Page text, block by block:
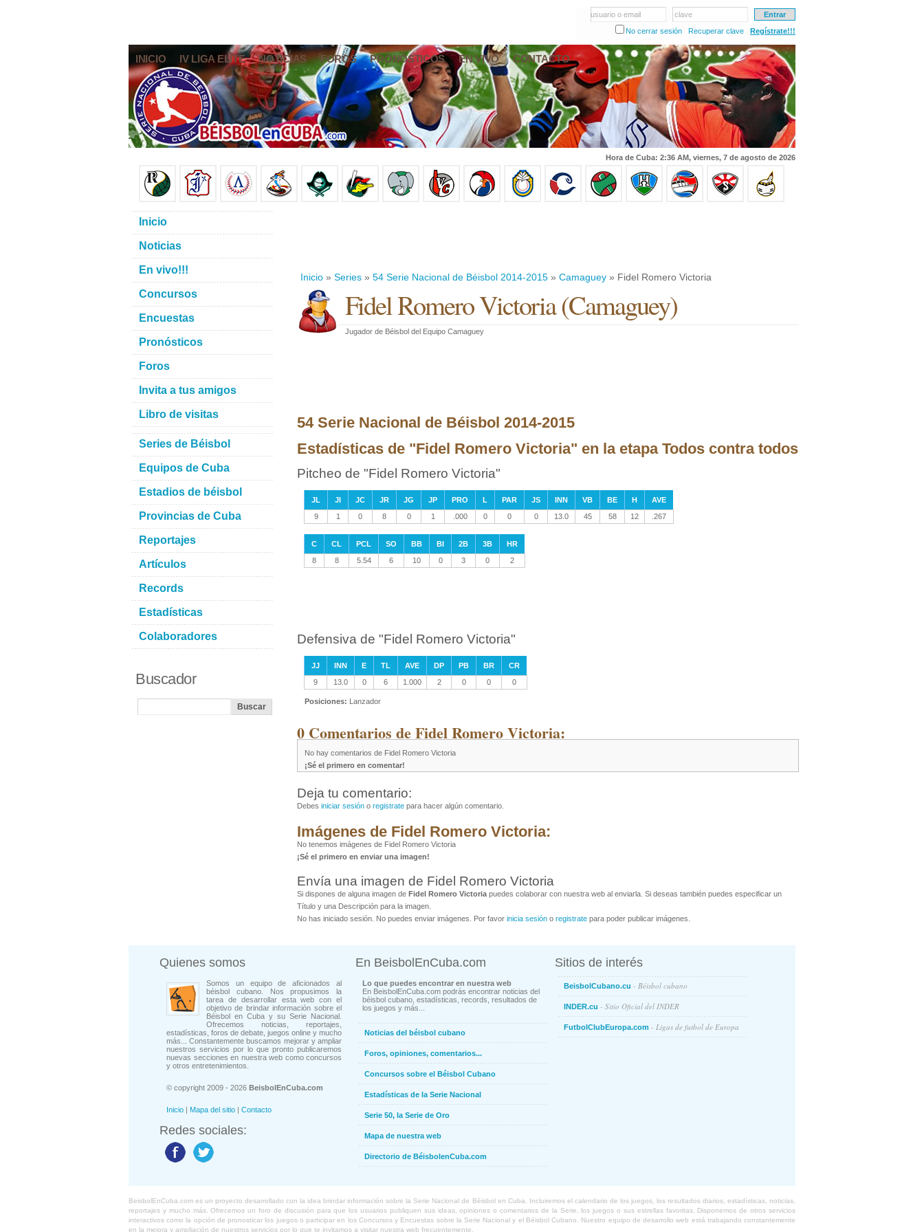
usuario o email
clave
No cerrar sesión
Recuperar clave Regístrate!!!
INICIO IV LIGA ELITE NOTICIAS FOROS PRONÓSTICOS EN VIVO CONTACTO
Hora de Cuba: 2:36 AM, viernes, 7 de agosto de 2026
Inicio » Series » 54 Serie Nacional de Béisbol 2014-2015 » Camaguey » Fidel Romero Victoria
Fidel Romero Victoria(Camaguey)
Jugador de Béisbol del Equipo Camaguey
54 Serie Nacional de Béisbol 2014-2015
Estadísticas de "Fidel Romero Victoria" en la etapa Todos contra todos
Pitcheo de "Fidel Romero Victoria"
JL JI JC JR JG JP PRO L PAR JS INN VB BE H
AVE
9
1 0 8 0 1 .000 0 0 0 13.0 45 58 12 .267
C CL PCL SO BB BI 2B 3B
HR
8
8 5.54 6 10 0 3 0 2
Defensiva de "Fidel Romero Victoria"
JJ INN E TL AVE DP PB BR
CR
9
13.0 0 6 1.000 2 0 0 0
Posiciones: Lanzador
0 Comentarios de Fidel Romero Victoria:
No hay comentarios de Fidel Romero Victoria
¡Sé el primero en comentar!
Deja tu comentario:
Debes iniciar sesión o registrate para hacer algún comentario.
Imágenes de Fidel Romero Victoria:
No tenemos imágenes de Fidel Romero Victoria
¡Sé el primero en enviar una imagen!
Envía una imagen de Fidel Romero Victoria
Si dispones de alguna imagen de Fidel Romero Victoria puedes colaborar con nuestra web al enviarla. Si deseas también puedes especificar un
Título y una Descripción para la imagen.
No has iniciado sesión. No puedes enviar imágenes. Por favor inicia sesión o registrate para poder publicar imágenes.
Inicio
Noticias
En vivo!!!
Concursos
Encuestas
Pronósticos
Foros
Invita a tus amigos
Libro de visitas
Series de Béisbol
Equipos de Cuba
Estadios de béisbol
Provincias de Cuba
Reportajes
Artículos
Records
Estadísticas
Colaboradores
Buscador
Quienes somos
Somos un equipo de aficionados al
béisbol cubano. Nos propusimos la
tarea de desarrollar esta web con el
objetivo de brindar información sobre el
Béisbol en Cuba y su Serie Nacional.
Ofrecemos noticias, reportajes,
estadísticas, foros de debate, juegos online y mucho
más... Constantemente buscamos mejorar y ampliar
nuestros servicios por lo que pronto publicaremos
nuevas secciones en nuestra web como concursos
y otros entretenimientos.
© copyright 2009 - 2026 BeisbolEnCuba.com
Inicio | Mapa del sitio | Contacto
Redes sociales:
En BeisbolEnCuba.com
Lo que puedes encontrar en nuestra web
En BeisbolEnCuba.com podrás encontrar noticias del
béisbol cubano, estadísticas, records, resultados de
los juegos y más...
Noticias del béisbol cubano
Foros, opiniones, comentarios...
Concursos sobre el Béisbol Cubano
Estadísticas de la Serie Nacional
Serie 50, la Serie de Oro
Mapa de nuestra web
Directorio de BéisbolenCuba.com
Sitios de interés
BeisbolCubano.cu - Béisbol cubano
INDER.cu - Sitio Oficial del INDER
FutbolClubEuropa.com - Ligas de futbol de Europa
BeisbolEnCuba.com es un proyecto desarrollado con la idea brindar información sobre la Serie Nacional de Béisbol en Cuba. Incluiremos el calendario de los juegos, los resultados diarios, estadísticas, noticias,
reportajes y mucho más. Ofrecemos un foro de discusión para que los usuarios publiquen sus ideas, opiniones o comentarios de la Serie, los juegos o sus estrellas favoritas. Disponemos de otros servicios
interactivos como la opción de pronosticar los juegos o participar en los Concursos y Encuestas sobre la Serie Nacional y el Béisbol Cubano. Nuestro equipo de desarrollo web está trabajando constantemente
en la mejora y ampliación de nuestros servicios por lo que te invitamos a visitar nuestra web frecuentemente.